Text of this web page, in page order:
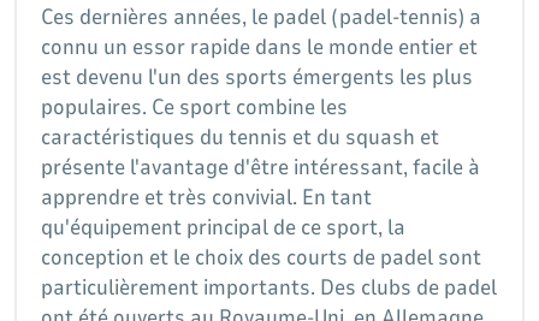
Ces dernières années, le padel (padel-tennis) a
connu un essor rapide dans le monde entier et
est devenu l'un des sports émergents les plus
populaires. Ce sport combine les
caractéristiques du tennis et du squash et
présente l'avantage d'être intéressant, facile à
apprendre et très convivial. En tant
qu'équipement principal de ce sport, la
conception et le choix des courts de padel sont
particulièrement importants. Des clubs de padel